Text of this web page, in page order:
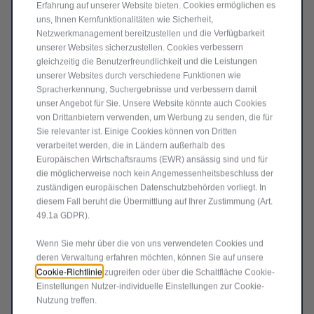
Code 50928830
ALARMANLAGE
Lieferungdatum:19/08
507,24€
Price
is
507,24
€
- +
Quantity
updated
to:
1
In den Warenkorb
Erfahrung auf unserer Website bieten. Cookies ermöglichen es
uns, Ihnen Kernfunktionalitäten wie Sicherheit,
Netzwerkmanagement bereitzustellen und die Verfügbarkeit
unserer Websites sicherzustellen. Cookies verbessern
gleichzeitig die Benutzerfreundlichkeit und die Leistungen
unserer Websites durch verschiedene Funktionen wie
Spracherkennung, Suchergebnisse und verbessern damit
unser Angebot für Sie. Unsere Website könnte auch Cookies
von Drittanbietern verwenden, um Werbung zu senden, die für
Sie relevanter ist. Einige Cookies können von Dritten
verarbeitet werden, die in Ländern außerhalb des
Europäischen Wirtschaftsraums (EWR) ansässig sind und für
die möglicherweise noch kein Angemessenheitsbeschluss der
zuständigen europäischen Datenschutzbehörden vorliegt. In
diesem Fall beruht die Übermittlung auf Ihrer Zustimmung (Art.
49.1a GDPR).
Wenn Sie mehr über die von uns verwendeten Cookies und
deren Verwaltung erfahren möchten, können Sie auf unsere
Cookie-Richtlinie zugreifen oder über die Schaltfläche Cookie-
Einstellungen Nutzer-individuelle Einstellungen zur Cookie-
Nutzung treffen.